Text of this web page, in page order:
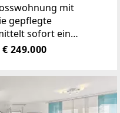
mit
gepflegte
sofort ein
77m² Wohnfläche
mit
€ 249.000